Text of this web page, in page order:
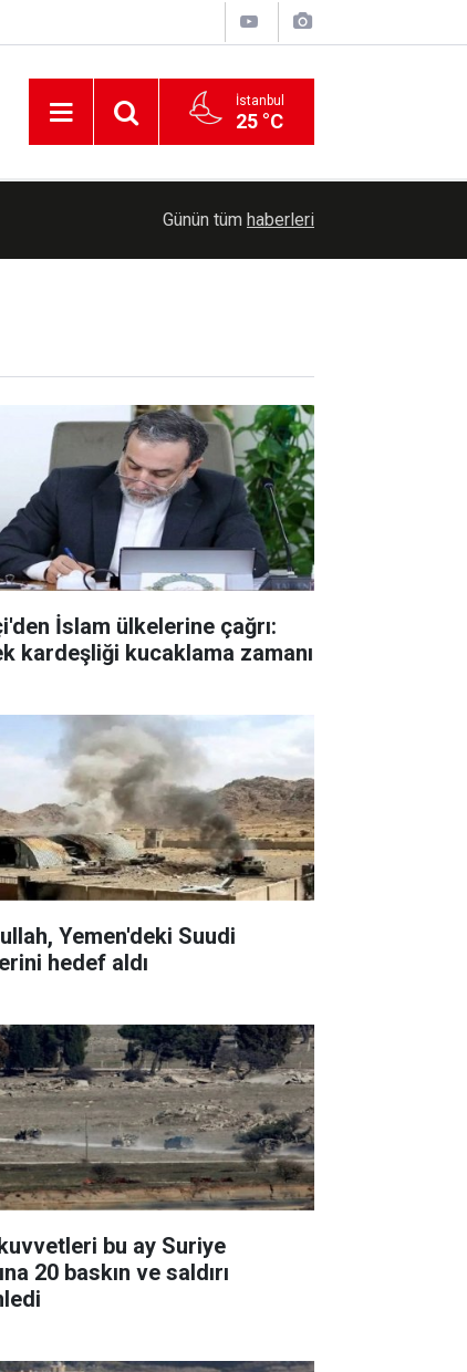
İstanbul
25 °C
Mardin'de bir iş yeri daha silahlı saldırıya uğradı
Günün tüm haberleri
İslam ülkelerine çağrı:
kardeşliği kucaklama zamanı
Yemen'deki Suudi
hedef aldı
bu ay Suriye
20 baskın ve saldırı